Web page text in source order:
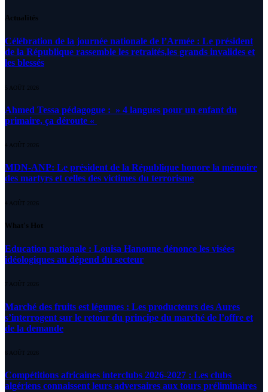
Actualités
Célébration de la journée nationale de l’Armée : Le président
de la République rassemble les retraités,les grands invalides et
les blessés
5 AOÛT 2026
Ahmed Tessa pédagogue : » 4 langues pour un enfant du
primaire, ça déroute «
4 AOÛT 2026
MDN-ANP: Le président de la République honore la mémoire
des martyrs et celles des victimes du terrorisme
4 AOÛT 2026
What's Hot
Education nationale : Louisa Hanoune dénonce les visées
idéologiques au dépend du secteur
7 AOÛT 2026
Marché des fruits est légumes : Les producteurs des Aures
s’interrogent sur le retour du principe du marché de l’offre et
de la demande
6 AOÛT 2026
Compétitions africaines interclubs 2026-2027 : Les clubs
algériens connaissent leurs adversaires aux tours préliminaires